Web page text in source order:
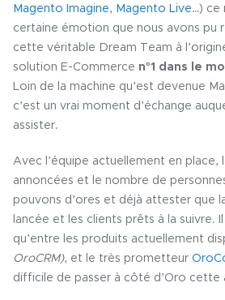
Magento Imagine, Magento Live…) ce
certaine émotion que nous avons pu
cette véritable Dream Team à
solution E-Commerce n°1 dans le
Loin de la machine qu’est devenue
c’est un vrai moment d’échange
assister.
Avec l’équipe actuellement en place,
annoncées et le nombre de
pouvons d’ores et déjà attester que
lancée et les clients prêts à la suivre.
qu’entre les produits actuellement
OroCRM), et le très prometteur
difficile de passer à côté d’Oro cette